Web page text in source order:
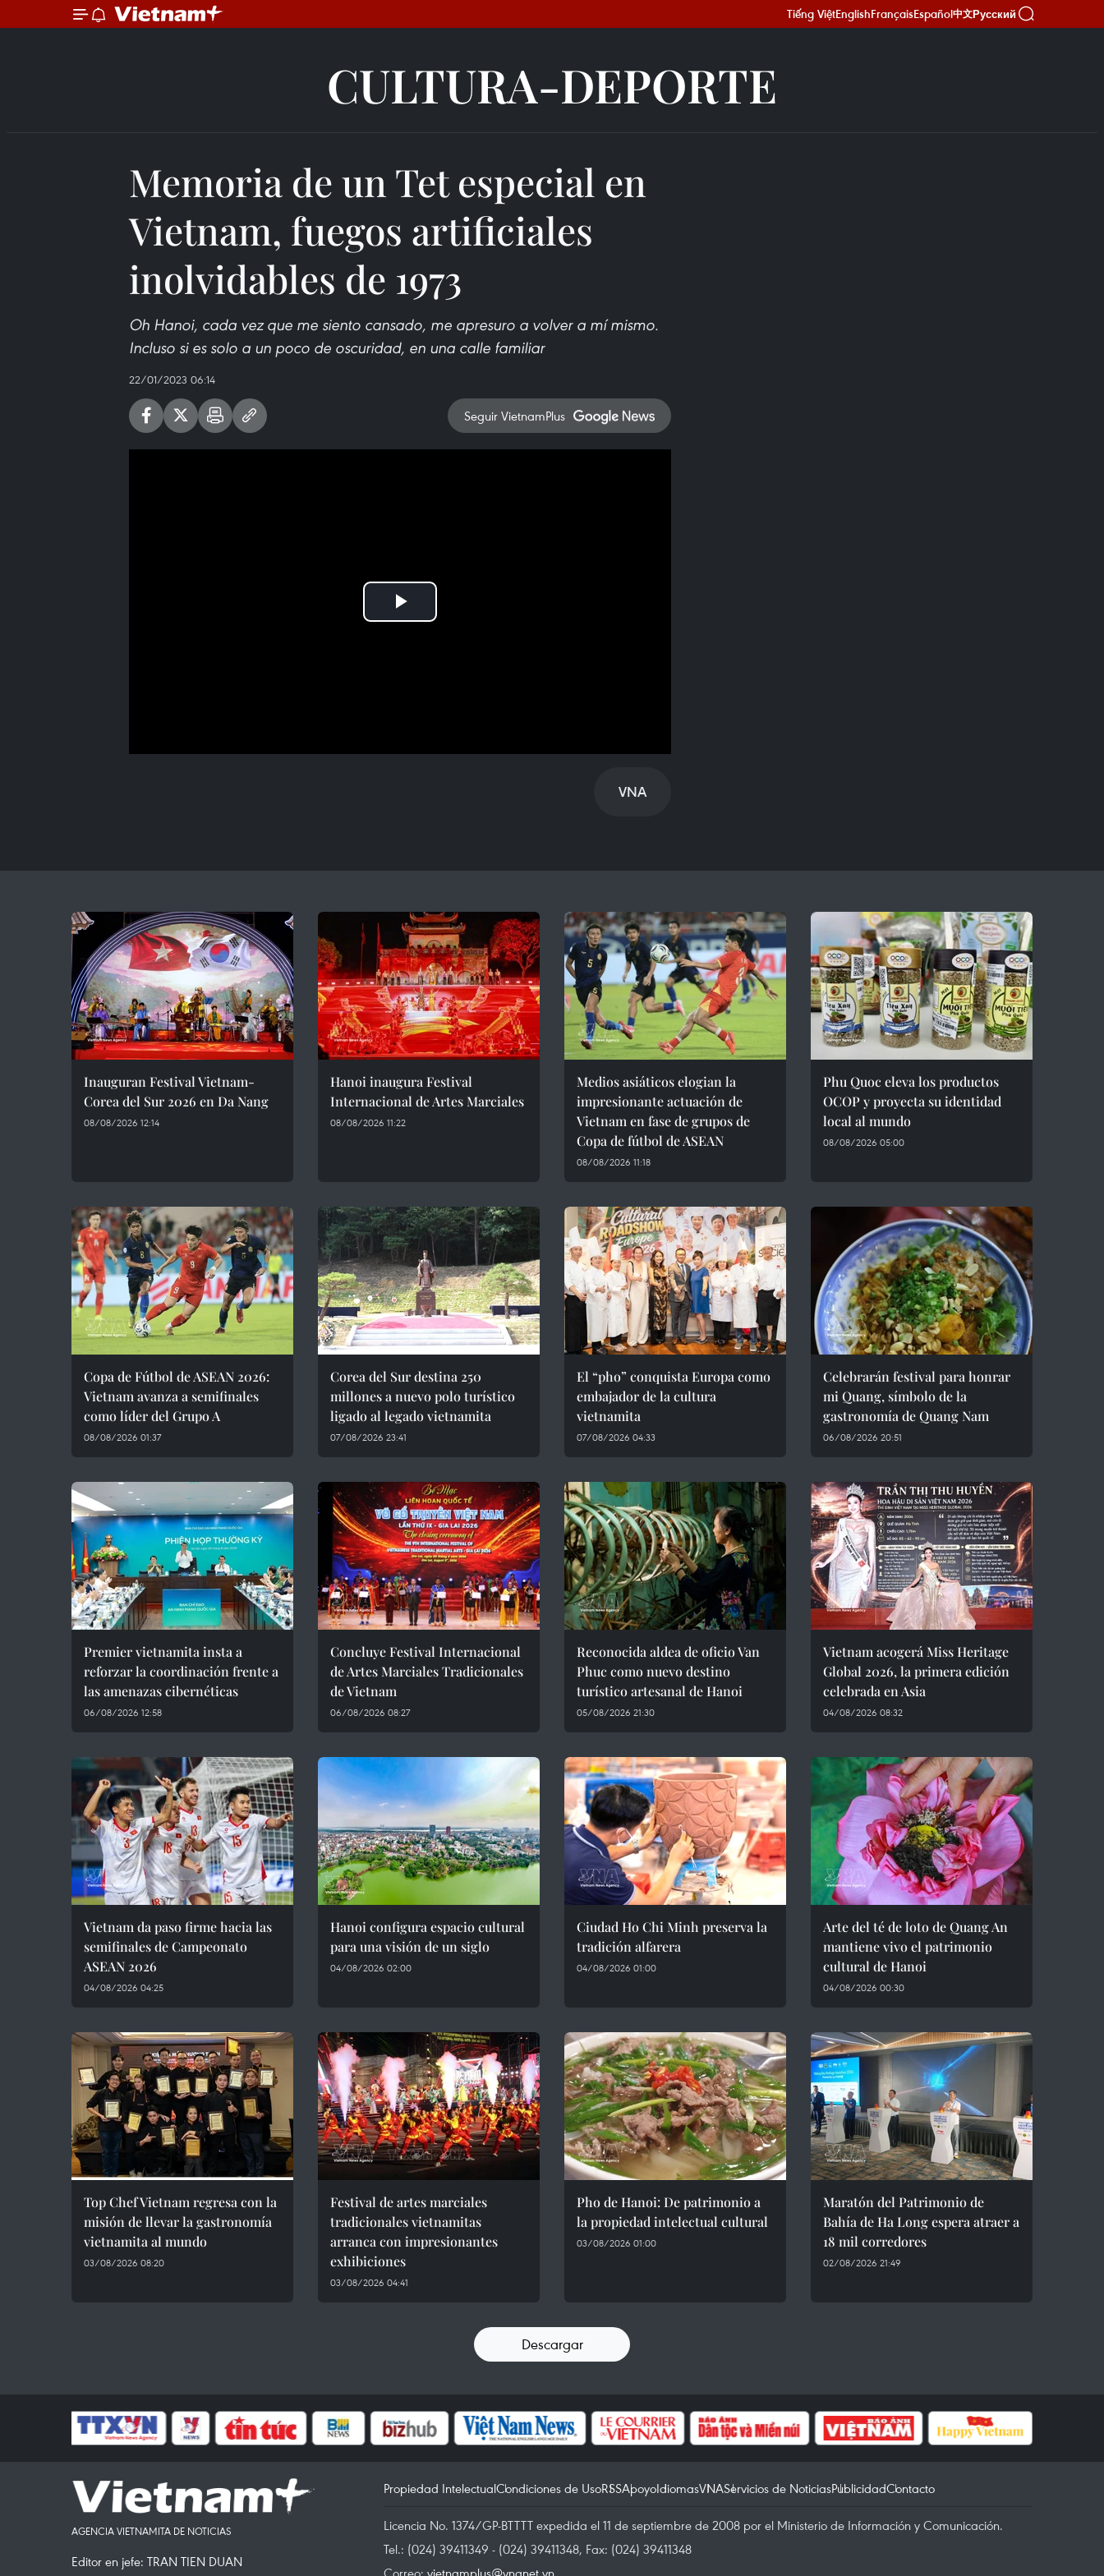
Tiếng ViệtEnglishFrançaisEspañol中文Русский
CULTURA-DEPORTE
Memoria de un Tet especial en
Vietnam, fuegos artificiales
inolvidables de 1973
Oh Hanoi, cada vez que me siento cansado, me apresuro a volver a mí mismo.
Incluso si es solo a un poco de oscuridad, en una calle familiar
22/01/2023 06:14
Seguir VietnamPlus
Play
VNA
Inauguran Festival Vietnam-
Corea del Sur 2026 en Da Nang
08/08/2026 12:14
Hanoi inaugura Festival
Internacional de Artes Marciales
08/08/2026 11:22
Medios asiáticos elogian la
impresionante actuación de
Vietnam en fase de grupos de
Copa de fútbol de ASEAN
08/08/2026 11:18
Phu Quoc eleva los productos
OCOP y proyecta su identidad
local al mundo
08/08/2026 05:00
Copa de Fútbol de ASEAN 2026:
Vietnam avanza a semifinales
como líder del Grupo A
08/08/2026 01:37
Corea del Sur destina 250
millones a nuevo polo turístico
ligado al legado vietnamita
07/08/2026 23:41
El “pho” conquista Europa como
embajador de la cultura
vietnamita
07/08/2026 04:33
Celebrarán festival para honrar
mi Quang, símbolo de la
gastronomía de Quang Nam
06/08/2026 20:51
Premier vietnamita insta a
reforzar la coordinación frente a
las amenazas cibernéticas
06/08/2026 12:58
Concluye Festival Internacional
de Artes Marciales Tradicionales
de Vietnam
06/08/2026 08:27
Reconocida aldea de oficio Van
Phuc como nuevo destino
turístico artesanal de Hanoi
05/08/2026 21:30
Vietnam acogerá Miss Heritage
Global 2026, la primera edición
celebrada en Asia
04/08/2026 08:32
Vietnam da paso firme hacia las
semifinales de Campeonato
ASEAN 2026
04/08/2026 04:25
Hanoi configura espacio cultural
para una visión de un siglo
04/08/2026 02:00
Ciudad Ho Chi Minh preserva la
tradición alfarera
04/08/2026 01:00
Arte del té de loto de Quang An
mantiene vivo el patrimonio
cultural de Hanoi
04/08/2026 00:30
Top Chef Vietnam regresa con la
misión de llevar la gastronomía
vietnamita al mundo
03/08/2026 08:20
Festival de artes marciales
tradicionales vietnamitas
arranca con impresionantes
exhibiciones
03/08/2026 04:41
Pho de Hanoi: De patrimonio a
la propiedad intelectual cultural
03/08/2026 01:00
Maratón del Patrimonio de
Bahía de Ha Long espera atraer a
18 mil corredores
02/08/2026 21:49
Descargar
AGENCIA VIETNAMITA DE NOTICIAS
Editor en jefe: TRAN TIEN DUAN
Propiedad IntelectualCondiciones de UsoRSSApoyoIdiomasVNAServicios de NoticiasPublicidadContacto
Licencia No. 1374/GP-BTTTT expedida el 11 de septiembre de 2008 por el Ministerio de Información y Comunicación.
Tel.: (024) 39411349 - (024) 39411348, Fax: (024) 39411348
Correo: vietnamplus@vnanet.vn